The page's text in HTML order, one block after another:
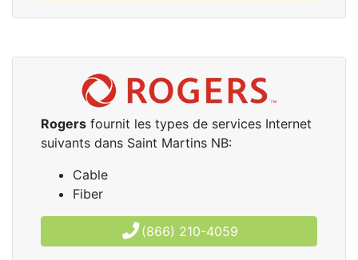
Rogers fournit les types de services Internet
suivants dans Saint Martins NB:
Cable
Fiber
(866) 210-4059